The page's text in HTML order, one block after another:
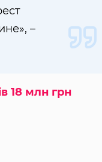
–
18 млн грн